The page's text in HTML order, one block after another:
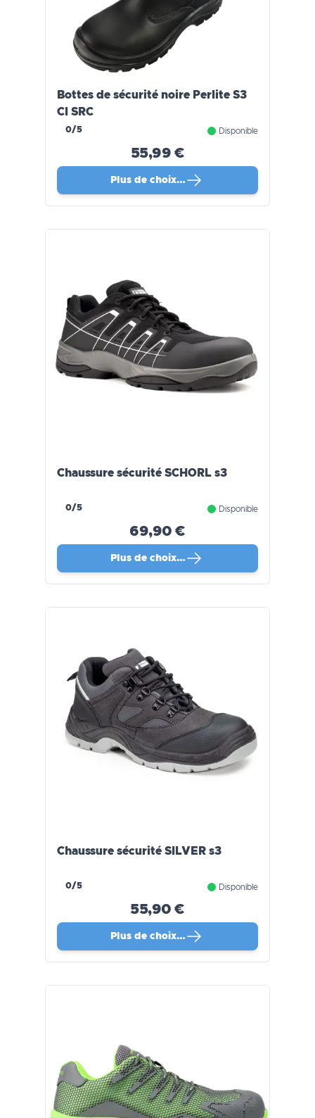
Bottes de sécurité noire Perlite S3
CI SRC
0/5 Disponible
55,99 €
Plus de choix…
Chaussure sécurité SCHORL s3
0/5 Disponible
69,90 €
Plus de choix…
Chaussure sécurité SILVER s3
0/5 Disponible
55,90 €
Plus de choix…